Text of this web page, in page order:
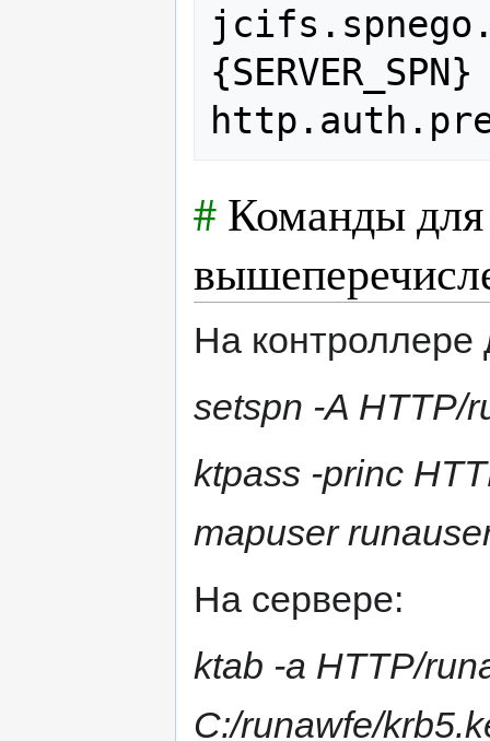
{SERVER_SPN}
#Команды
На контроллере
setspn -A HTTP/
ktpass -princ
mapuser
На сервере:
ktab -a HTTP/
C:/runawfe/